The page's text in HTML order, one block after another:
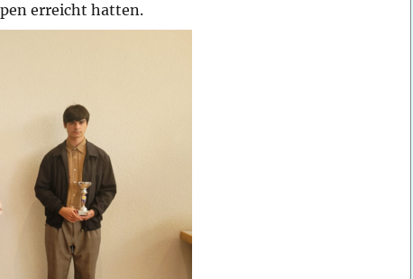
erreicht hatten.